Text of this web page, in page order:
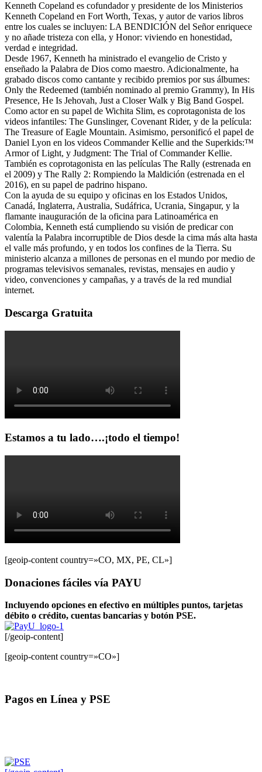
Kenneth Copeland es cofundador y presidente de los Ministerios
Kenneth Copeland en Fort Worth, Texas, y autor de varios libros
entre los cuales se incluyen: LA BENDICIÓN del Señor enriquece
y no añade tristeza con ella, y Honor: viviendo en honestidad,
verdad e integridad.
Desde 1967, Kenneth ha ministrado el evangelio de Cristo y
enseñado la Palabra de Dios como maestro. Adicionalmente, ha
grabado discos como cantante y recibido premios por sus álbumes:
Only the Redeemed (también nominado al premio Grammy), In His
Presence, He Is Jehovah, Just a Closer Walk y Big Band Gospel.
Como actor en su papel de Wichita Slim, es coprotagonista de los
videos infantiles: The Gunslinger, Covenant Rider, y de la película:
The Treasure of Eagle Mountain. Asimismo, personificó el papel de
Daniel Lyon en los videos Commander Kellie and the Superkids:™
Armor of Light, y Judgment: The Trial of Commander Kellie.
También es coprotagonista en las películas The Rally (estrenada en
el 2009) y The Rally 2: Rompiendo la Maldición (estrenada en el
2016), en su papel de padrino hispano.
Con la ayuda de su equipo y oficinas en los Estados Unidos,
Canadá, Inglaterra, Australia, Sudáfrica, Ucrania, Singapur, y la
flamante inauguración de la oficina para Latinoamérica en
Colombia, Kenneth está cumpliendo su visión de predicar con
valentía la Palabra incorruptible de Dios desde la cima más alta hasta
el valle más profundo, y en todos los confines de la Tierra. Su
ministerio alcanza a millones de personas en el mundo por medio de
programas televisivos semanales, revistas, mensajes en audio y
video, convenciones y campañas, y a través de la red mundial
internet.
Descarga Gratuita
Estamos a tu lado….¡todo el tiempo!
[geoip-content country=»CO, MX, PE, CL»]
Donaciones fáciles vía PAYU
Incluyendo opciones en efectivo en múltiples puntos, tarjetas
débito o crédito, cuentas bancarias y botón PSE.
[/geoip-content]
[geoip-content country=»CO»]
Pagos en Línea y PSE